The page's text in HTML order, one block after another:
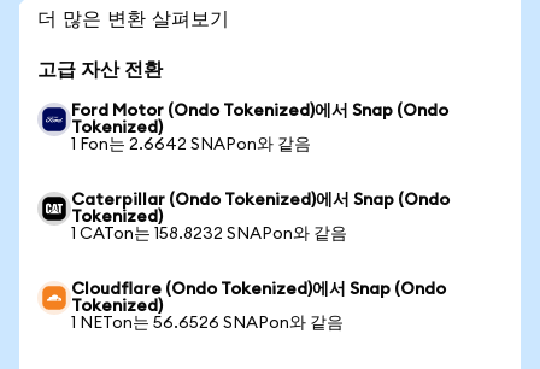
더 많은 변환 살펴보기
고급 자산 전환
Ford Motor (Ondo Tokenized)에서 Snap (Ondo
Tokenized)
1 Fon는 2.6642 SNAPon와 같음
Caterpillar (Ondo Tokenized)에서 Snap (Ondo
Tokenized)
1 CATon는 158.8232 SNAPon와 같음
Cloudflare (Ondo Tokenized)에서 Snap (Ondo
Tokenized)
1 NETon는 56.6526 SNAPon와 같음